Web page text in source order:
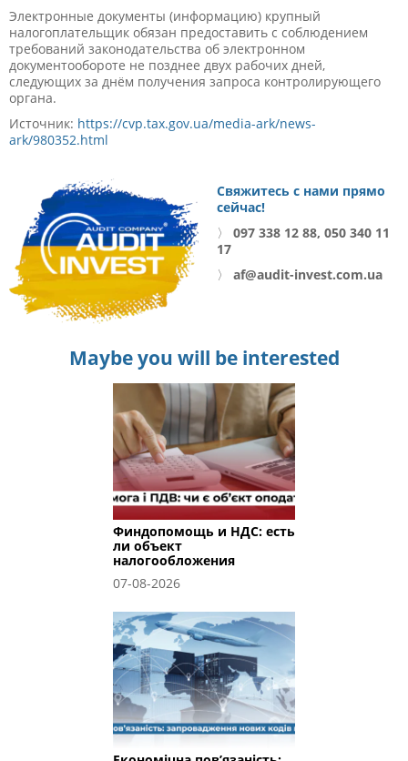
Электронные документы (информацию) крупный
налогоплательщик обязан предоставить с соблюдением
требований законодательства об электронном
документообороте не позднее двух рабочих дней,
следующих за днём получения запроса контролирующего
органа.
Источник: https://cvp.tax.gov.ua/media-ark/news-
ark/980352.html
Свяжитесь с нами прямо
сейчас!
〉
097 338 12 88, 050 340 11
17
〉
af@audit-invest.com.ua
Maybe you will be interested
Финдопомощь и НДС: есть
ли объект
налогообложения
07-08-2026